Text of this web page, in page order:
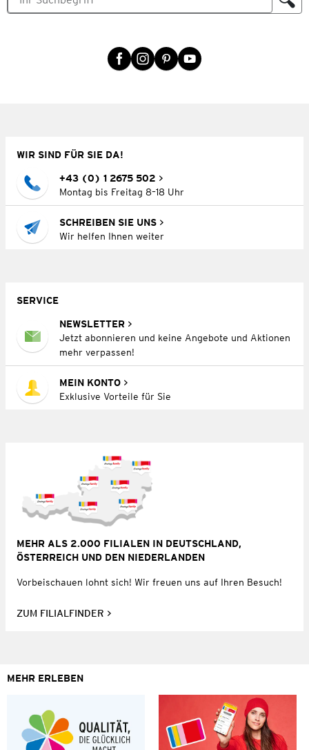
WIR SIND FÜR SIE DA!
+43 (0) 1 2675 502
Montag bis Freitag 8–18 Uhr
SCHREIBEN SIE UNS
Wir helfen Ihnen weiter
SERVICE
NEWSLETTER
Jetzt abonnieren und keine Angebote und Aktionen
mehr verpassen!
MEIN KONTO
Exklusive Vorteile für Sie
MEHR ALS 2.000 FILIALEN IN DEUTSCHLAND,
ÖSTERREICH UND DEN NIEDERLANDEN
Vorbeischauen lohnt sich! Wir freuen uns auf Ihren Besuch!
ZUM FILIALFINDER
MEHR ERLEBEN